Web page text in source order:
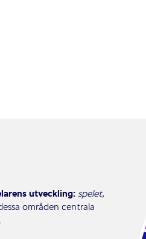
utveckling:spelet,
områden centrala